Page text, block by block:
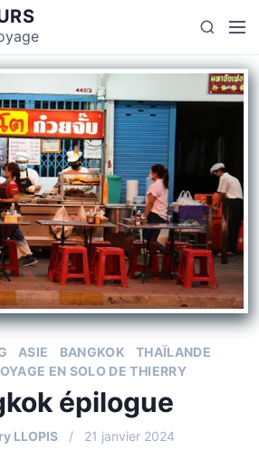
ASIE BANGKOK
THAÏLANDE
EN SOLO DE THIERRY
épilogue
LLOPIS 21 janvier 2024